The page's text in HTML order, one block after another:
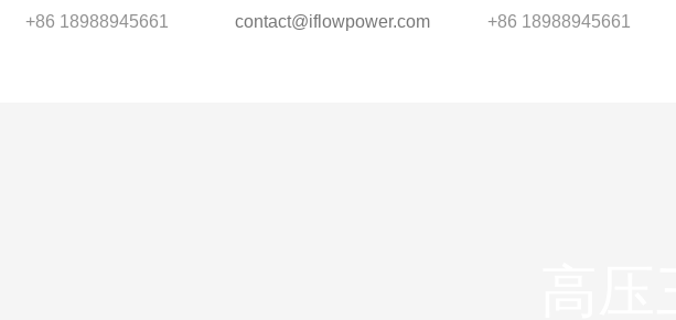
+86 18988945661 contact@iflowpower.com +86 18988945661